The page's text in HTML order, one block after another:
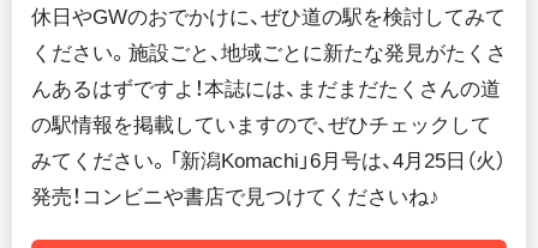
休日やGWのおでかけに、ぜひ道の駅を検討してみて
ください。施設ごと、地域ごとに新たな発見がたくさ
んあるはずですよ！本誌には、まだまだたくさんの道
の駅情報を掲載していますので、ぜひチェックして
みてください。「新潟Komachi」6月号は、4月25日（火）
発売！コンビニや書店で見つけてくださいね♪